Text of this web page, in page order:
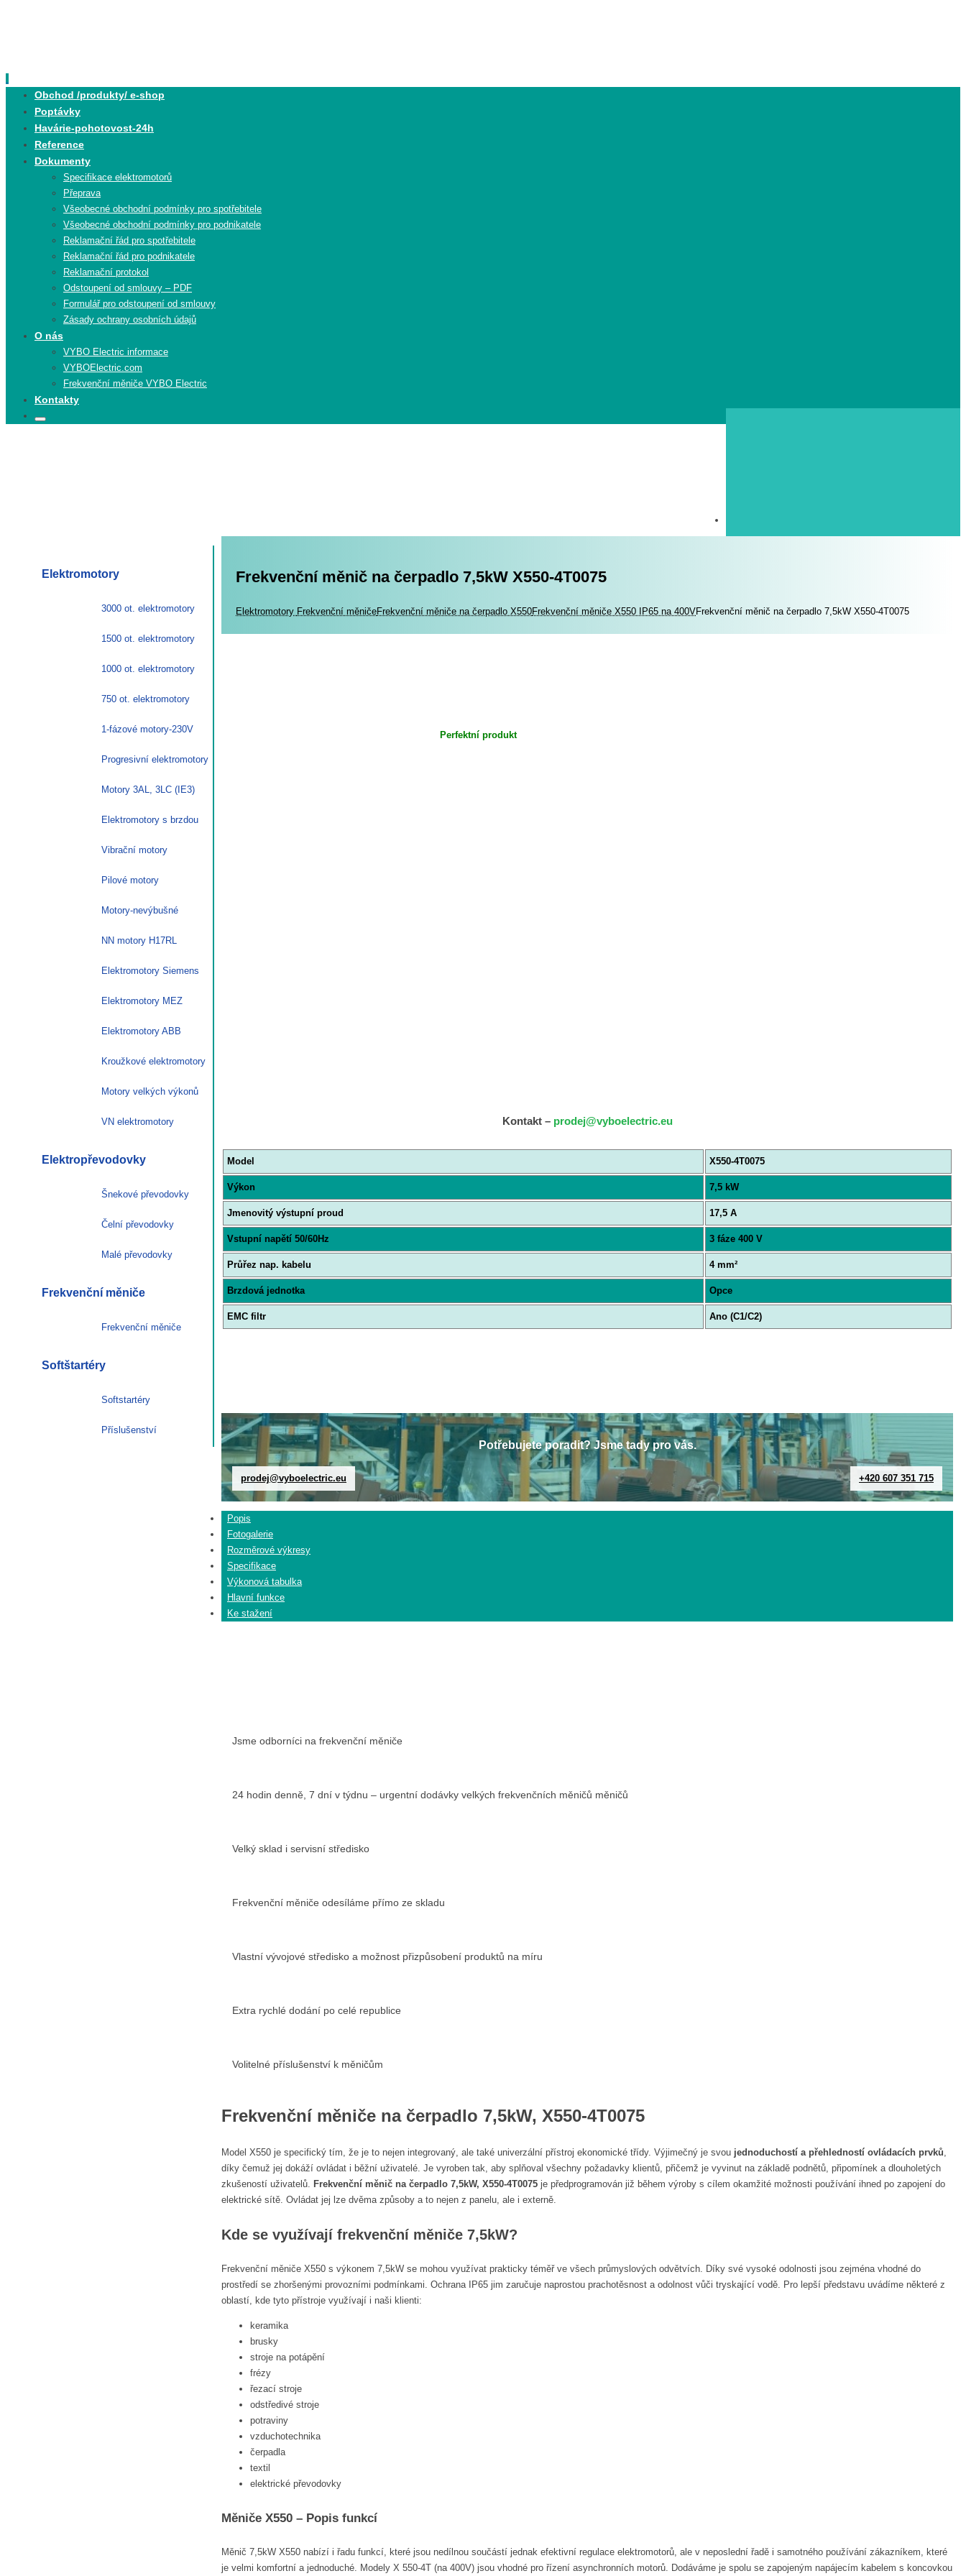
content
Obchod /produkty/ e-shop
Poptávky
Havárie-pohotovost-24h
Reference
Dokumenty
Specifikace elektromotorů
Přeprava
Všeobecné obchodní podmínky pro spotřebitele
Všeobecné obchodní podmínky pro podnikatele
Reklamační řád pro spotřebitele
Reklamační řád pro podnikatele
Reklamační protokol
Odstoupení od smlouvy – PDF
Formulář pro odstoupení od smlouvy
Zásady ochrany osobních údajů
O nás
VYBO Electric informace
VYBOElectric.com
Frekvenční měniče VYBO Electric
Kontakty
Search
Search
Frekvenční měnič na čerpadlo 7,5kW X550-4T0075
Elektromotory Elektromotory
Frekvenční měničeFrekvenční měniče na čerpadlo X550Frekvenční měniče X550 IP65 na 400VFrekvenční měnič na čerpadlo 7,5kW X550-4T0075
Perfektní produkt
Kontakt – prodej@vyboelectric.eu
Model X550-4T0075
Výkon 7,5 kW
Jmenovitý výstupní proud 17,5 A
Vstupní napětí 50/60Hz 3 fáze 400 V
Průřez nap. kabelu 4 mm²
Brzdová jednotka Opce
EMC filtr Ano (C1/C2)
Potřebujete poradit? Jsme tady pro vás.
prodej@vyboelectric.eu +420 607 351 715
Popis
Fotogalerie
Rozměrové výkresy
Specifikace
Výkonová tabulka
Hlavní funkce
Ke stažení
Jsme odborníci na frekvenční měniče
24 hodin denně, 7 dní v týdnu – urgentní dodávky velkých frekvenčních měničů měničů
Velký sklad i servisní středisko
Frekvenční měniče odesíláme přímo ze skladu
Vlastní vývojové středisko a možnost přizpůsobení produktů na míru
Extra rychlé dodání po celé republice
Volitelné příslušenství k měničům
Frekvenční měniče na čerpadlo 7,5kW, X550-4T0075
Model X550 je specifický tím, že je to nejen integrovaný, ale také univerzální přístroj ekonomické třídy. Výjimečný je svou jednoduchostí a přehledností ovládacích prvků
díky čemuž jej dokáží ovládat i běžní uživatelé. Je vyroben tak, aby splňoval všechny požadavky klientů, přičemž je vyvinut na základě podnětů, připomínek a dlouholetých
zkušeností uživatelů. Frekvenční měnič na čerpadlo 7,5kW, X550-4T0075 je předprogramován již během výroby s cílem okamžité možnosti používání ihned po zapojení do
elektrické sítě. Ovládat jej lze dvěma způsoby a to nejen z panelu, ale i externě.
Kde se využívají frekvenční měniče 7,5kW?
Frekvenční měniče X550 s výkonem 7,5kW se mohou využívat prakticky téměř ve všech průmyslových odvětvích. Díky své vysoké odolnosti jsou zejména vhodné do
prostředí se zhoršenými provozními podmínkami. Ochrana IP65 jim zaručuje naprostou prachotěsnost a odolnost vůči tryskající vodě. Pro lepší představu uvádíme některé z
oblastí, kde tyto přístroje využívají i naši klienti:
keramika
brusky
stroje na potápění
frézy
řezací stroje
odstředivé stroje
potraviny
vzduchotechnika
čerpadla
textil
elektrické převodovky
Měniče X550 – Popis funkcí
Měnič 7,5kW X550 nabízí i řadu funkcí, které jsou nedílnou součástí jednak efektivní regulace elektromotorů, ale v neposlední řadě i samotného používání zákazníkem, které
je velmi komfortní a jednoduché. Modely X 550-4T (na 400V) jsou vhodné pro řízení asynchronních motorů. Dodáváme je spolu se zapojeným napájecím kabelem s koncovkou
Elektromotory
3000 ot. elektromotory
1500 ot. elektromotory
1000 ot. elektromotory
750 ot. elektromotory
1-fázové motory-230V
Progresivní elektromotory
Motory 3AL, 3LC (IE3)
Elektromotory s brzdou
Vibrační motory
Pilové motory
Motory-nevýbušné
NN motory H17RL
Elektromotory Siemens
Elektromotory MEZ
Elektromotory ABB
Kroužkové elektromotory
Motory velkých výkonů
VN elektromotory
Elektropřevodovky
Šnekové převodovky
Čelní převodovky
Malé převodovky
Frekvenční měniče
Frekvenční měniče
Softštartéry
Softstartéry
Příslušenství